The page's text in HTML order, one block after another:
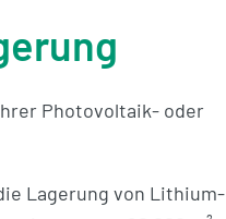
Photovoltaik- oder
Lagerung von Lithium-